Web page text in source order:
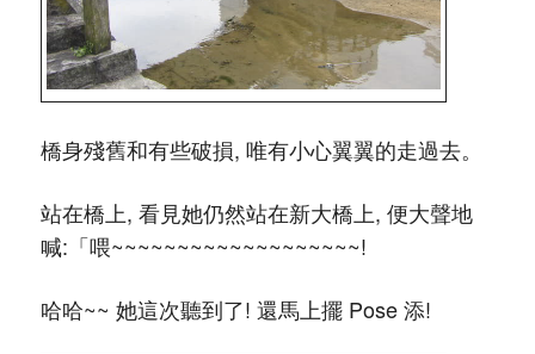
橋身殘舊和有些破損, 唯有小心翼翼的走過去。
站在橋上, 看見她仍然站在新大橋上, 便大聲地
喊:「喂~~~~~~~~~~~~~~~~~~~!
哈哈~~ 她這次聽到了! 還馬上擺 Pose 添!